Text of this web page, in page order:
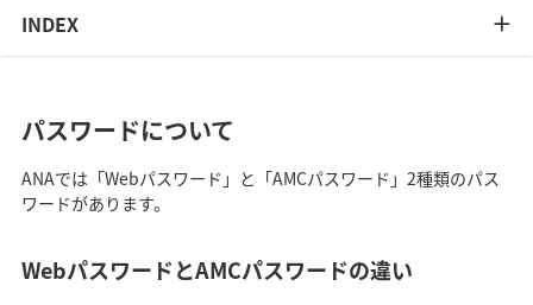
INDEX
パスワードについて
ANAでは「Webパスワード」と「AMCパスワード」2種類のパス
ワードがあります。
WebパスワードとAMCパスワードの違い